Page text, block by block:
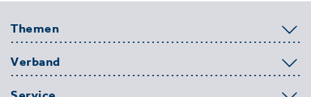
Themen
Verband